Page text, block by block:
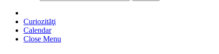
Curiozităţi
Calendar
Close Menu